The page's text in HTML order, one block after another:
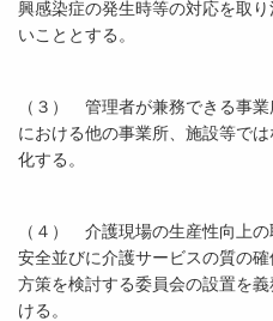
興感染症の発生時等の対応を取
いこととする。
（３） 管理者が兼務できる事
における他の事業所、施設等で
化する。
（４） 介護現場の生産性向上
安全並びに介護サービスの質の
方策を検討する委員会の設置を
ける。